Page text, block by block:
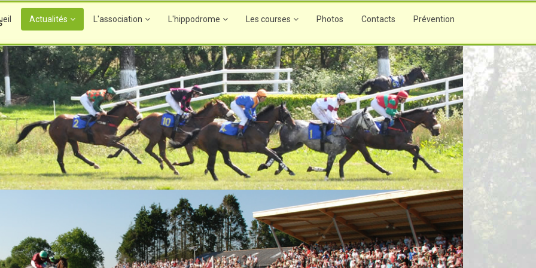
Actualités L'association L'hippodrome Les courses Photos Contacts Prévention